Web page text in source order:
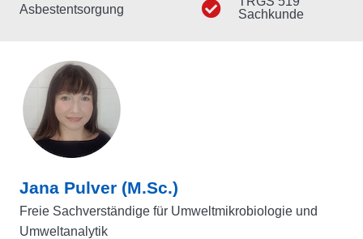
Asbestentsorgung
Sachkunde
Jana Pulver (M.Sc.)
Freie Sachverständige für Umweltmikrobiologie und
Umweltanalytik